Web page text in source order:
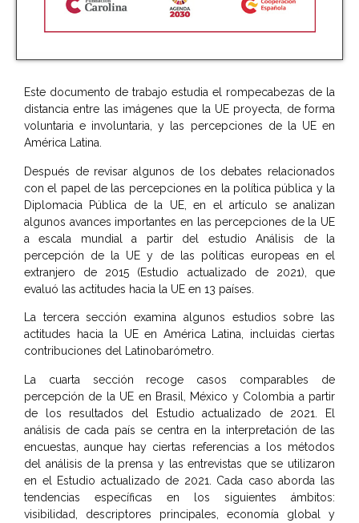
Este documento de trabajo estudia el rompecabezas de la
distancia entre las imágenes que la UE proyecta, de forma
voluntaria e involuntaria, y las percepciones de la UE en
América Latina.
Después de revisar algunos de los debates relacionados
con el papel de las percepciones en la política pública y la
Diplomacia Pública de la UE, en el artículo se analizan
algunos avances importantes en las percepciones de la UE
a escala mundial a partir del estudio Análisis de la
percepción de la UE y de las políticas europeas en el
extranjero de 2015 (Estudio actualizado de 2021), que
evaluó las actitudes hacia la UE en 13 países.
La tercera sección examina algunos estudios sobre las
actitudes hacia la UE en América Latina, incluidas ciertas
contribuciones del Latinobarómetro.
La cuarta sección recoge casos comparables de
percepción de la UE en Brasil, México y Colombia a partir
de los resultados del Estudio actualizado de 2021. El
análisis de cada país se centra en la interpretación de las
encuestas, aunque hay ciertas referencias a los métodos
del análisis de la prensa y las entrevistas que se utilizaron
en el Estudio actualizado de 2021. Cada caso aborda las
tendencias específicas en los siguientes ámbitos:
visibilidad, descriptores principales, economía global y